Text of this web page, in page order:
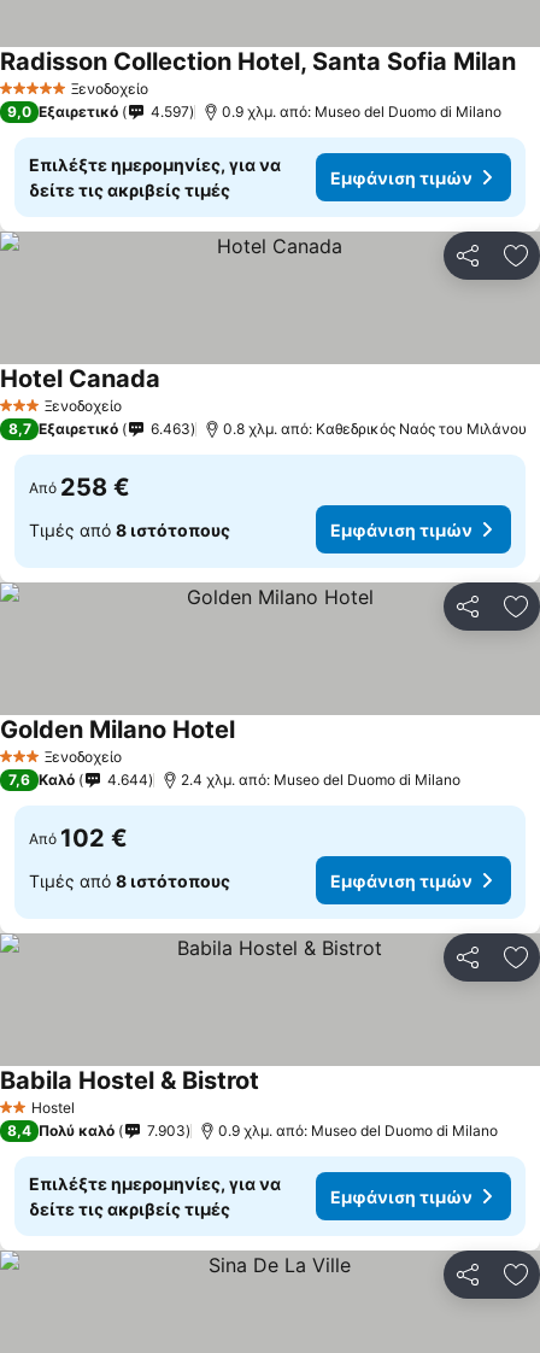
5 Αστέρια Ξενοδοχείο
Radisson Collection Hotel, Santa Sofia Milan
9,0 Εξαιρετικό 4.597 0.9 χλμ. από: Museo del Duomo di Milano
Επιλέξτε ημερομηνίες, για να
δείτε τις ακριβείς τιμές
Εμφάνιση τιμών
3 ΑστέριαΞενοδοχείο
Hotel Canada
8,7 Εξαιρετικό 6.463 0.8 χλμ. από: Καθεδρικός Ναός του Μιλάνου
Από 258 €
Τιμές από 8 ιστότοπους Εμφάνιση τιμών
3 ΑστέριαΞενοδοχείο
Golden Milano Hotel
7,6 Καλό 4.644 2.4 χλμ. από: Museo del Duomo di Milano
Από 102 €
Τιμές από 8 ιστότοπους Εμφάνιση τιμών
2 Αστέρια
Hostel
Babila Hostel & Bistrot
8,4 Πολύ καλό 7.903 0.9 χλμ. από: Museo del Duomo di Milano
Επιλέξτε ημερομηνίες, για να
δείτε τις ακριβείς τιμές
Εμφάνιση τιμών